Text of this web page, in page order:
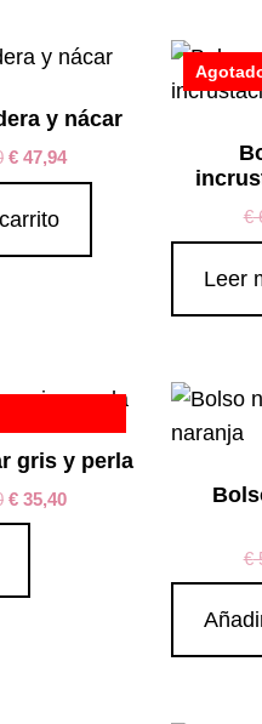
y nácar
€47,94
€
Leer
gris y perla
€35,40
€